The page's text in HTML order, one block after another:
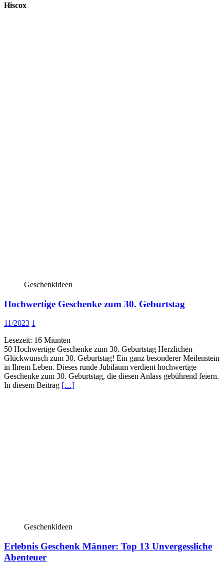
Hiscox
Geschenkideen
Hochwertige Geschenke zum 30. Geburtstag
11/2023 1
Lesezeit: 16 Miunten
50 Hochwertige Geschenke zum 30. Geburtstag Herzlichen
Glückwunsch zum 30. Geburtstag! Ein ganz besonderer Meilenstein
in Ihrem Leben. Dieses runde Jubiläum verdient hochwertige
Geschenke zum 30. Geburtstag, die diesen Anlass gebührend feiern.
In diesem Beitrag […]
Geschenkideen
Erlebnis Geschenk Männer: Top 13 Unvergessliche
Abenteuer